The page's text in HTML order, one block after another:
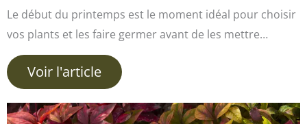
Le début du printemps est le moment idéal pour choisir
vos plants et les faire germer avant de les mettre…
Voir l'article